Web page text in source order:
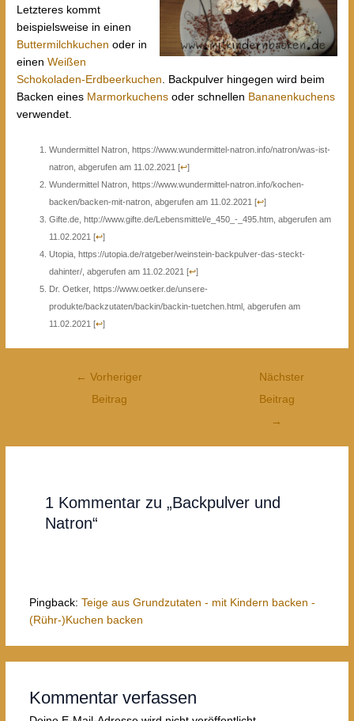
Letzteres kommt
beispielsweise in einen
Buttermilchkuchen oder in
einenWeißen
Schokoladen-Erdbeerkuchen . Backpulver hingegen wird beim
Backen eines Marmorkuchens oder schnellen Bananenkuchens
verwendet.
Wundermittel Natron, https://www.wundermittel-natron.info/natron/was-ist-
natron, abgerufen am 11.02.2021 [↩]
Wundermittel Natron, https://www.wundermittel-natron.info/kochen-
backen/backen-mit-natron, abgerufen am 11.02.2021 [↩]
Gifte.de, http://www.gifte.de/Lebensmittel/e_450_-_495.htm, abgerufen am
11.02.2021 [↩]
Utopia, https://utopia.de/ratgeber/weinstein-backpulver-das-steckt-
dahinter/, abgerufen am 11.02.2021 [↩]
Dr. Oetker, https://www.oetker.de/unsere-
produkte/backzutaten/backin/backin-tuetchen.html, abgerufen am
11.02.2021 [↩]
← Vorheriger
Beitrag
Nächster
Beitrag
→
1 Kommentar zu „Backpulver und
Natron“
Pingback: Teige aus Grundzutaten - mit Kindern backen -
(Rühr-)Kuchen backen
Kommentar verfassen